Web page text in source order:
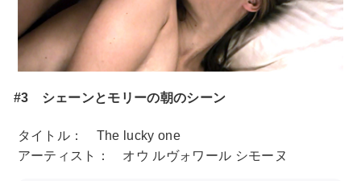
#3 シェーンとモリーの朝のシーン
タイトル： The lucky one
アーティスト： オウ ルヴォワール シモーヌ